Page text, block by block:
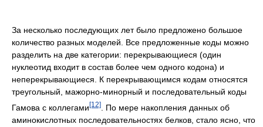
За несколько последующих лет было предложено большое
количество разных моделей. Все предложенные коды можно
разделить на две категории: перекрывающиеся (один
нуклеотид входит в состав более чем одного кодона) и
неперекрывающиеся. К перекрывающимся кодам относятся
треугольный, мажорно-минорный и последовательный коды
Гамова с коллегами [12]
. По мере накопления данных об
аминокислотных последовательностях белков, стало ясно, что